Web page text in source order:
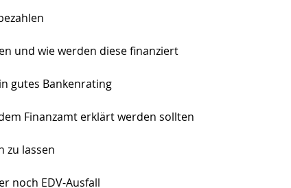
und wie werden diese finanziert
gutes Bankenrating
Finanzamt erklärt werden sollten
zu lassen
noch EDV-Ausfall